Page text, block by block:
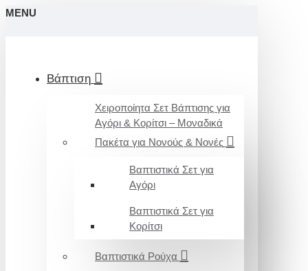
MENU
Βάπτιση
Χειροποίητα Σετ Βάπτισης για
Αγόρι & Κορίτσι – Μοναδικά
Πακέτα για Νονούς & Νονές
Βαπτιστικά Σετ για
Αγόρι
Βαπτιστικά Σετ για
Κορίτσι
Βαπτιστικά Ρούχα